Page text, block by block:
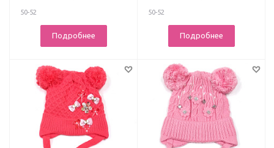
50-52
Подробнее
50-52
Подробнее